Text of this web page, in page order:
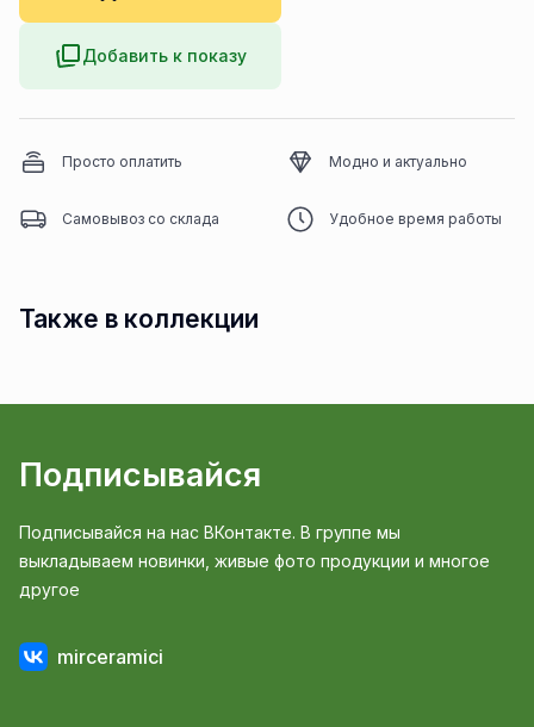
Добавить к показу
Просто оплатить Модно и актуально
Самовывоз со склада Удобное время работы
Также в коллекции
Подписывайся
Подписывайся на нас ВКонтакте. В группе мы
выкладываем новинки, живые фото продукции и многое
другое
mirceramici